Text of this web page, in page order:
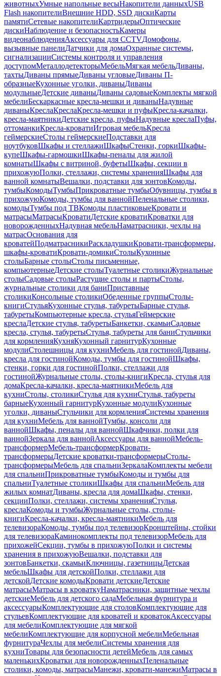
животныхУмные напольные весыНакопители данныхUSB
Flash накопителиВнешние HDD, SSD дискиКарты
памятиСетевые накопителиКартридерыОптические
дискиНаблюдение и безопасностьКамеры
видеонаблюденияАксессуары для CCTVДомофоны,
вызывные панелиДатчики для домаОхранные системы,
сигнализацииСистемы контроля и управления
доступомМеталлодетекторыМебельМягкая мебельДиваны,
тахтыДиваны прямыеДиваны угловыеДиваны П-
образныеКухонные уголки, диваныДиваны
модульныеДетские диваныДиваны садовыеКомплекты мягкой
мебелиБескаркасные кресла-мешки и диваныНадувные
диваныКреслаКреслаКресла-мешки и пуфыКресла-качалки,
кресла-маятникиДетские кресла, пуфыНадувные креслаПуфы,
оттоманкиКресла-кроватиИгровая мебельКресла
геймерскиеСтолы геймерскиеПодставки для
ноутбуковШкафы и стеллажиШкафыСтенки, горкиШкафы-
купеШкафы-гармошкиШкафы-пеналы для жилой
комнатыШкафы с витриной, буфетыШкафы, секции в
прихожуюПолки, стеллажи, системы храненияШкафы для
ванной комнатыВешалки, подставки для зонтовКомоды,
тумбыКомодыТумбыПрикроватные тумбыОбувницы, тумбы в
прихожуюКомоды, тумбы для ваннойПеленальные столики,
комодыТумбы под ТВКомоды пластиковыеКровати и
матрасыМатрасыКроватиДетские кроватиКроватки для
новорожденныхНадувная мебельНаматрасники, чехлы на
матрасОснования для
кроватейПодматрасникиРаскладушкиКровати-трансформеры,
шкафы-кроватиКровати-домикиСтолыКухонные
столыБарные столыСтолы письменные,
компьютерныеДетские столыТуалетные столикиЖурнальные
столыСадовые столыРастущие столы и партыСтолы,
журнальные столики для баниПриставные
столикиКонсольные столикиОбеденные группыСтолы-
книгиСтульяКухонные стулья, табуретыБарные стулья,
табуретыКомпьютерные кресла, стульяГеймерские
креслаДетские стулья, табуретыБанкетки, скамьиСадовые
кресла, стулья, табуретыСтулья, табуреты для баниСтульчики
для кормленияКухняКухонный гарнитурКухонные
модулиСтолешницы для кухниМебель для гостинойДиваны,
кресла для гостинойКомоды, тумбы для гостинойШкафы,
стенки, горки для гостинойПолки, стеллажи для
гостинойЖурнальные столы, столы-книгиКресла, стулья для
домаКресла-качалки, кресла-маятникиМебель для
кухниСтолы, столикиСтулья для кухниСтулья, табуреты
барныеКухонный гарнитурКухонные модулиКухонные
уголки, диваныСтульчики для кормленияСистемы хранения
для кухниМебель для ваннойТумбы, консоли для
ваннойШкафы, пеналы для ваннойШкафчики, полки для
ваннойЗеркала для ваннойАксессуары для ваннойМебель-
трансформерМебель-трансформерКровати-
трансформерыДетские кроватки-трансформерыСтолы-
трансформерыМебель для спальниЗеркалаКомплекты мебели
для спальниПрикроватные тумбыКомоды и тумбы для
спальниТуалетные столикиШкафы для спальниМебель для
жилых комнатДиваны, кресла для домаШкафы, стенки,
секцииПолки, стеллажи, системы храненияСтулья,
креслаКомоды и тумбыЖурнальные столы, столы-
книгиКресла-качалки, кресла-маятникиМебель для
телевизораКомоды, тумбы под телевизорКронштейны, стойки
для телевизораКаминокомплекты под телевизорМебель для
прихожейСекции, тумбы в прихожуюПолки и системы
хранения в прихожуюВешалки, подставки для
зонтовБанкетки, скамьиКлючницы, газетницыДетская
мебельШкафы для детскойПолки, стеллажи для
детскойДетские комодыКровати детскиеДетские
матрасыМатрасы в кроваткуНаматрасники, защитные чехлы
детскиеМебель для детского садаМебельная фурнитура и
аксессуарыКомплектующие для столовКомплектующие для
стульевКомплектующие для кроватей и кроватокАксессуары
для мебелиКомплектующие для мягкой
мебелиКомплектующие для корпусной мебелиМебельная
фурнитураЧехлы для мебелиСистемы хранения для
кухниТовары для безопасности детейМебель для самых
маленькихКроватки для новорожденныхПеленальные
столики, комоды, матрасыМанежи, кровати-манежиМатрасы в